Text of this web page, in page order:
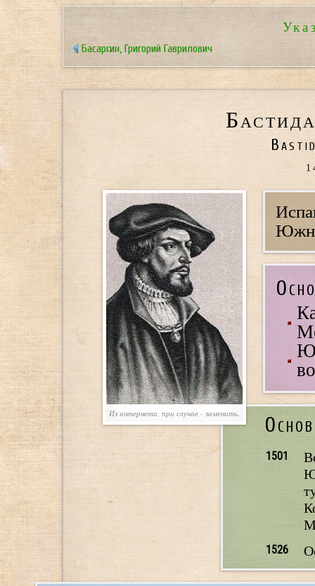
Басаргин, Григорий Гаврилович
Из интернета, при случае - заменить.
1501
1526